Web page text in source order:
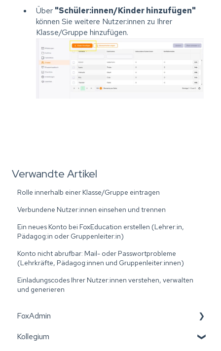
Über "Schüler:innen/Kinder hinzufügen"
können Sie weitere Nutzer:innen zu Ihrer
Klasse/Gruppe hinzufügen.
Verwandte Artikel
Rolle innerhalb einer Klasse/Gruppe eintragen
Verbundene Nutzer:innen einsehen und trennen
Ein neues Konto bei FoxEducation erstellen (Lehrer:in,
Pädagog:in oder Gruppenleiter:in)
Konto nicht abrufbar: Mail- oder Passwortprobleme
(Lehrkräfte, Pädagog:innen und Gruppenleiter:innen)
Einladungscodes Ihrer Nutzer:innen verstehen, verwalten
und generieren
FoxAdmin
Wiener Bildungspost
Kollegium